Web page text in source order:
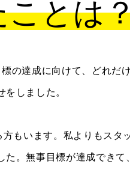
ことは
の達成に向けて、どれだ
しました。
もいます。私よりもスタ
。無事目標が達成できて